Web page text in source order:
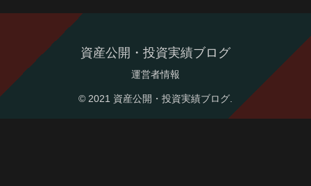
資産公開・投資実績ブログ
運営者情報
© 2021 資産公開・投資実績ブログ.